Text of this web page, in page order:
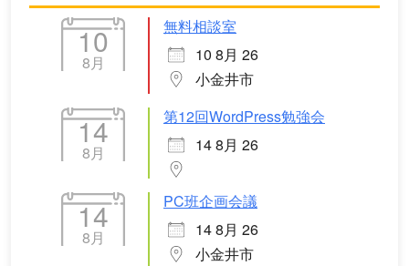
10
8月
無料相談室
10 8月 26
小金井市
14
8月
第12回WordPress勉強会
14 8月 26
14
8月
PC班企画会議
14 8月 26
小金井市